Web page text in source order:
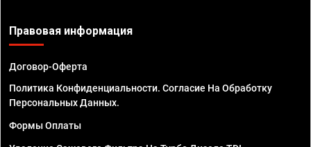
Правовая информация
Договор-Оферта
Политика Конфиденциальности. Согласие На Обработку
Персональных Данных.
Формы Оплаты